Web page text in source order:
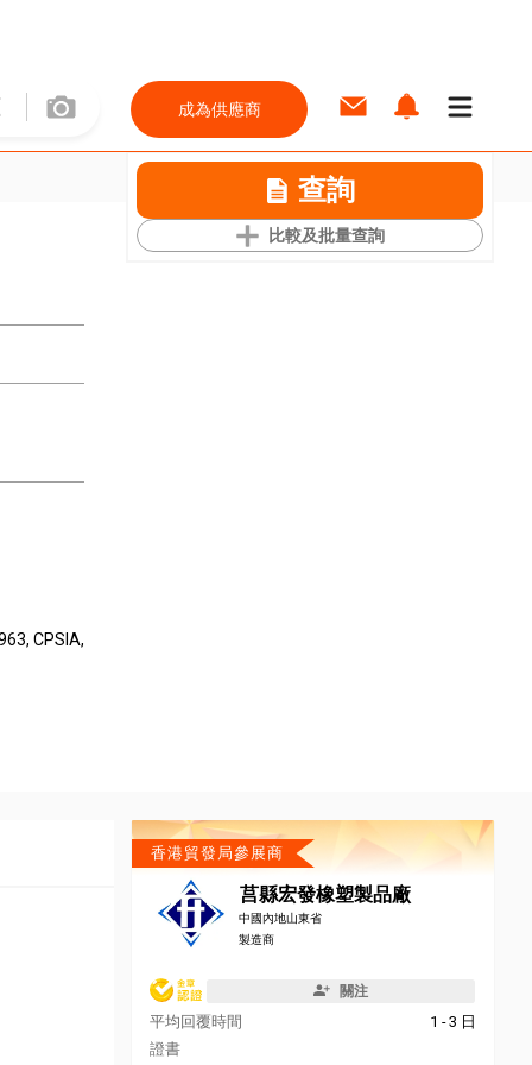
成為供應商
查詢
比較及批量查詢
CPSIA,
香港貿發局參展商
莒縣宏發橡塑製品廠
中國內地山東省
製造商
關注
平均回覆時間
1 - 3 日
證書